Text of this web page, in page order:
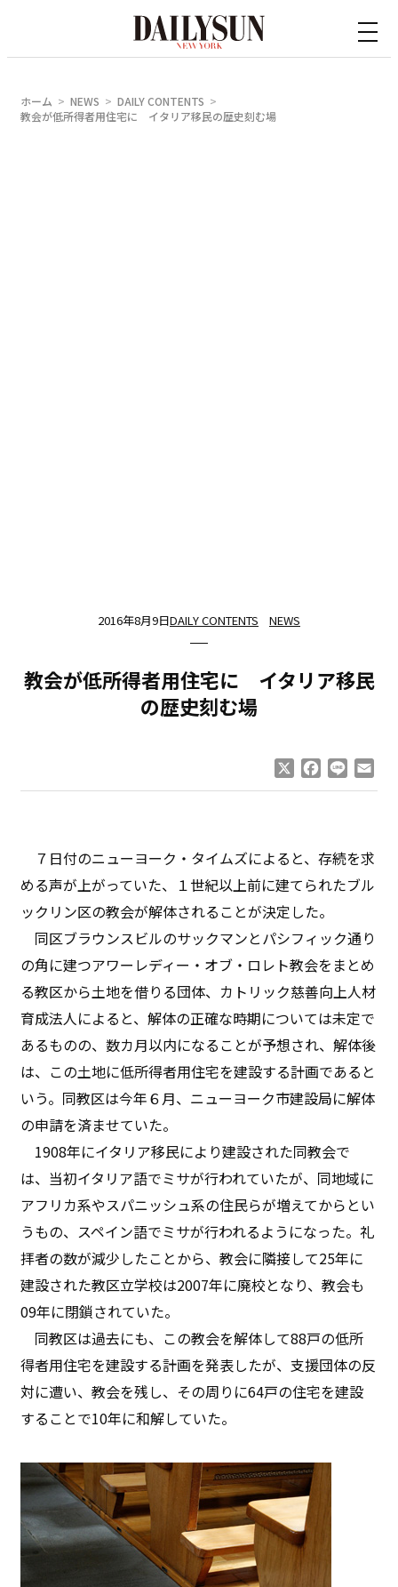
ホーム NEWS
DAILY CONTENTS
教会が低所得者用住宅に イタリア移民の歴史刻む場
2016年8月9日DAILY CONTENTS NEWS
教会が低所得者用住宅に イタリア移民
の歴史刻む場
Facebook
Line
７日付のニューヨーク・タイムズによると、存続を求
める声が上がっていた、１世紀以上前に建てられたブル
ックリン区の教会が解体されることが決定した。
同区ブラウンスビルのサックマンとパシフィック通り
の角に建つアワーレディー・オブ・ロレト教会をまとめ
る教区から土地を借りる団体、カトリック慈善向上人材
育成法人によると、解体の正確な時期については未定で
あるものの、数カ月以内になることが予想され、解体後
は、この土地に低所得者用住宅を建設する計画であると
いう。同教区は今年６月、ニューヨーク市建設局に解体
の申請を済ませていた。
1908年にイタリア移民により建設された同教会で
は、当初イタリア語でミサが行われていたが、同地域に
アフリカ系やスパニッシュ系の住民らが増えてからとい
うもの、スペイン語でミサが行われるようになった。礼
拝者の数が減少したことから、教会に隣接して25年に
建設された教区立学校は2007年に廃校となり、教会も
09年に閉鎖されていた。
同教区は過去にも、この教会を解体して88戸の低所
得者用住宅を建設する計画を発表したが、支援団体の反
対に遭い、教会を残し、その周りに64戸の住宅を建設
することで10年に和解していた。